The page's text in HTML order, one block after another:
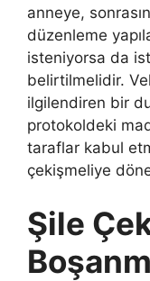
anneye,
düzenleme
isteniyorsa da
belirtilmelidir.
ilgilendiren bir
protokoldeki
taraflar kabul
çekişmeliye
Şile